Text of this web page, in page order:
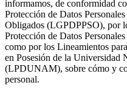
informamos, de conformidad
Protección de Datos
Obligados (LGPDPPSO), por
Protección de Datos
como por los Lineamientos
en Posesión de la Universidad
(LPDUNAM), sobre cómo y
personal.